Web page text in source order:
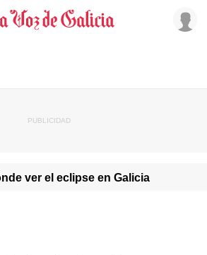
ver el eclipse en Galicia